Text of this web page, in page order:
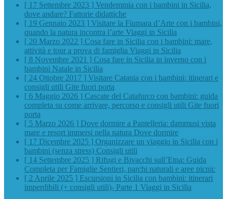
[ 17 Settembre 2023 ] Vendemmia con i bambini in Sicilia,
dove andare? Fattorie didattiche
[ 19 Gennaio 2023 ] Visitare la Fiumara d’Arte con i bambini,
quando la natura incontra l’arte Viaggi in Sicilia
[ 20 Marzo 2022 ] Cosa fare in Sicilia con i bambini: mare,
attività e tour a prova di famiglia Viaggi in Sicilia
[ 8 Novembre 2021 ] Cosa fare in Sicilia in inverno con i
bambini Natale in Sicilia
[ 24 Ottobre 2017 ] Visitare Catania con i bambini: itinerari e
consigli utili Gite fuori porta
[ 6 Maggio 2026 ] Cascate del Catafurco con bambini: guida
completa su come arrivare, percorso e consigli utili Gite fuori
porta
[ 5 Marzo 2026 ] Dove dormire a Pantelleria: dammusi vista
mare e resort immersi nella natura Dove dormire
[ 17 Dicembre 2025 ] Organizzare un viaggio in Sicilia con i
bambini (senza stress) Consigli utili
[ 14 Settembre 2025 ] Rifugi e Bivacchi sull’Etna: Guida
Completa per Famiglie Sentieri, parchi naturali e aree picnic
[ 2 Aprile 2025 ] Escursioni in Sicilia con bambini: itinerari
imperdibili (+ consigli utili)- Parte 1 Viaggi in Sicilia